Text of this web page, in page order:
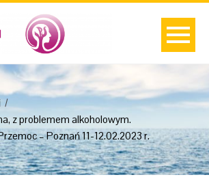
z problemem alkoholowym.
– Poznań 11-12.02.2023 r.